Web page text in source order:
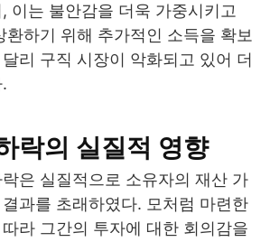
이는 불안감을 더욱 가중시키고
환하기 위해 추가적인 소득을 확보
리 구직 시장이 악화되고 있어 더
락의 실질적 영향
은 실질적으로 소유자의 재산 가
과를 초래하였다. 모처럼 마련한
라 그간의 투자에 대한 회의감을